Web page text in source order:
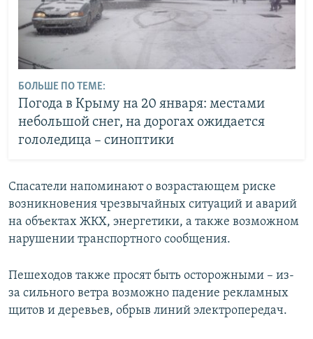
БОЛЬШЕ ПО ТЕМЕ:
Погода в Крыму на 20 января: местами
небольшой снег, на дорогах ожидается
гололедица – синоптики
Спасатели напоминают о возрастающем риске
возникновения чрезвычайных ситуаций и аварий
на объектах ЖКХ, энергетики, а также возможном
нарушении транспортного сообщения.
Пешеходов также просят быть осторожными – из-
за сильного ветра возможно падение рекламных
щитов и деревьев, обрыв линий электропередач.